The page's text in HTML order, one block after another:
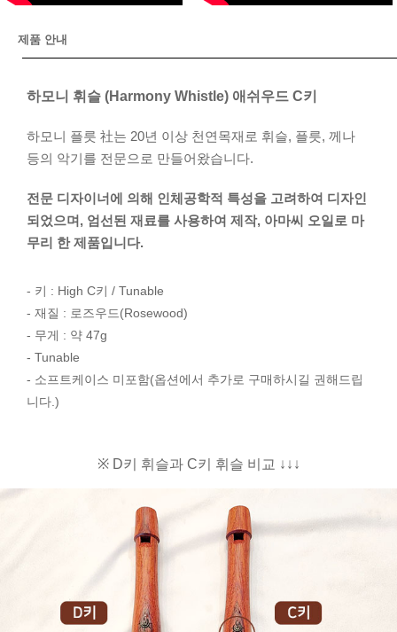
제품 안내
하모니 휘슬 (Harmony Whistle) 애쉬우드 C키
하모니 플릇 社는 20년 이상 천연목재로 휘슬, 플릇, 께나
등의 악기를 전문으로 만들어왔습니다.
전문 디자이너에 의해 인체공학적 특성을 고려하여 디자인
되었으며, 엄선된 재료를 사용하여 제작, 아마씨 오일로 마
무리 한 제품입니다.
- 키 : High C키 / Tunable
- 재질 : 로즈우드(Rosewood)
- 무게 : 약 47g
- Tunable
- 소프트케이스 미포함(옵션에서 추가로 구매하시길 권해드립
니다.)
※ D키 휘슬과 C키 휘슬 비교 ↓↓↓